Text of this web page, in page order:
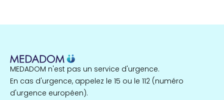
Île-de-France
857 espaces de santé
Côtes-d'Armor
MEDADOM n'est pas un service d'urgence.
En cas d'urgence, appelez le 15 ou le 112 (numéro
d'urgence européen).